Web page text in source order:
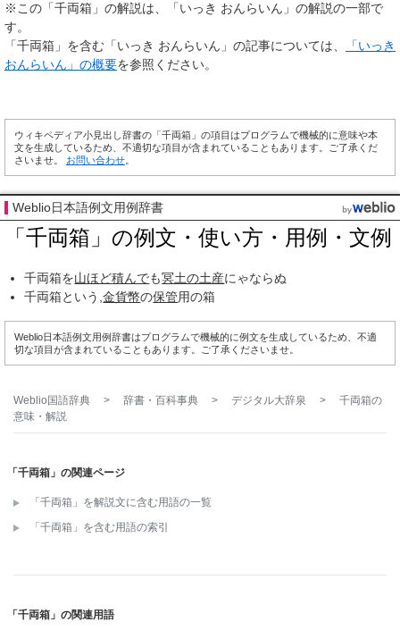
※この「千両箱」の解説は、「いっき おんらいん」の解説の一部で
す。
「千両箱」を含む「いっき おんらいん」の記事については、
「いっき
おんらいん」の概要を参照ください。
ウィキペディア小見出し辞書の「千両箱」の項目はプログラムで機械的に意味や本
文を生成しているため、不適切な項目が含まれていることもあります。ご了承くだ
さいませ。 お問い合わせ
Weblio日本語例文用例辞書
「千両箱」の例文・使い方・用例・文例
千両箱を山ほど積んでも冥土の土産にゃならぬ
千両箱という,金貨幣の保管用の箱
Weblio日本語例文用例辞書はプログラムで機械的に例文を生成しているため、不適
切な項目が含まれていることもあります。ご了承くださいませ。
Weblio国語辞典 > 辞書・百科事典 > デジタル大辞泉 > 千両箱の
意味・解説
「千両箱」の関連ページ
「千両箱」を解説文に含む用語の一覧
「千両箱」を含む用語の索引
「千両箱」の関連用語